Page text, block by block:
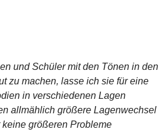
und Schüler mit den Tönen in den
zu machen, lasse ich sie für eine
in verschiedenen Lagen
allmählich größere Lagenwechsel
größeren Probleme